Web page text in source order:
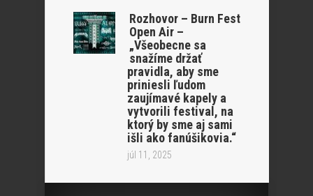
Rozhovor – Burn Fest
Open Air –
„Všeobecne sa
snažíme držať
pravidla, aby sme
priniesli ľudom
zaujímavé kapely a
vytvorili festival, na
ktorý by sme aj sami
išli ako fanúšikovia.“
júl 11, 2025